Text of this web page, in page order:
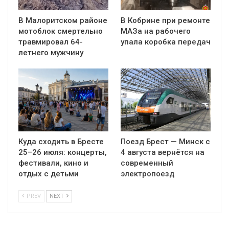
В Малоритском районе
мотоблок смертельно
травмировал 64-
летнего мужчину
В Кобрине при ремонте
МАЗа на рабочего
упала коробка передач
Куда сходить в Бресте
25–26 июля: концерты,
фестивали, кино и
отдых с детьми
Поезд Брест — Минск с
4 августа вернётся на
современный
электропоезд
PREV NEXT